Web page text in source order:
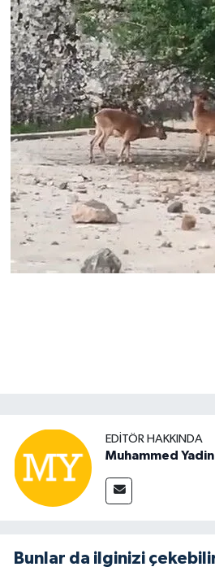
EDITÖR HAKKINDA
Muhammed Yadin
Bunlar da ilginizi